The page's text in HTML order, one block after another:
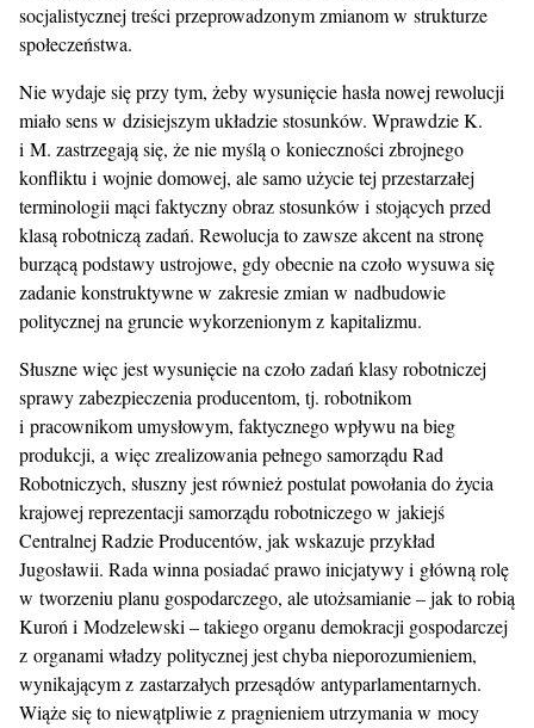
socjalistycznej treści przeprowadzonym zmianom w strukturze
społeczeństwa.
Nie wydaje się przy tym, żeby wysunięcie hasła nowej rewolucji
miało sens w dzisiejszym układzie stosunków. Wprawdzie K.
i M. zastrzegają się, że nie myślą o konieczności zbrojnego
konfliktu i wojnie domowej, ale samo użycie tej przestarzałej
terminologii mąci faktyczny obraz stosunków i stojących przed
klasą robotniczą zadań. Rewolucja to zawsze akcent na stronę
burzącą podstawy ustrojowe, gdy obecnie na czoło wysuwa się
zadanie konstruktywne w zakresie zmian w nadbudowie
politycznej na gruncie wykorzenionym z kapitalizmu.
Słuszne więc jest wysunięcie na czoło zadań klasy robotniczej
sprawy zabezpieczenia producentom, tj. robotnikom
i pracownikom umysłowym, faktycznego wpływu na bieg
produkcji, a więc zrealizowania pełnego samorządu Rad
Robotniczych, słuszny jest również postulat powołania do życia
krajowej reprezentacji samorządu robotniczego w jakiejś
Centralnej Radzie Producentów, jak wskazuje przykład
Jugosławii. Rada winna posiadać prawo inicjatywy i główną rolę
w tworzeniu planu gospodarczego, ale utożsamianie – jak to robią
Kuroń i Modzelewski – takiego organu demokracji gospodarczej
z organami władzy politycznej jest chyba nieporozumieniem,
wynikającym z zastarzałych przesądów antyparlamentarnych.
Wiąże się to niewątpliwie z pragnieniem utrzymania w mocy